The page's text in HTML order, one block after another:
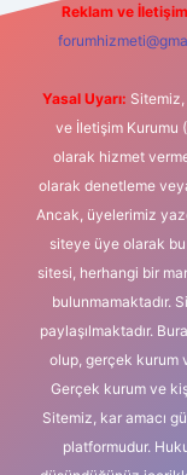
Reklam ve
Yasal Uyarı:
ve İletişim Kurumu
olarak hizmet
olarak denetleme
Ancak, üyelerimiz
siteye üye olarak
sitesi, herhangi bir
bulunmamaktadır.
paylaşılmaktadır.
olup, gerçek kurum
Gerçek kurum ve
Sitemiz, kar amacı
platformudur.